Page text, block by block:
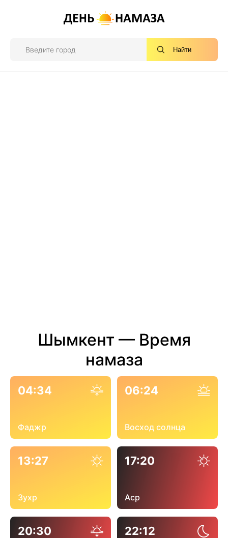
Найти
Шымкент — Время
намаза
04:34
Фаджр
06:24
Восход солнца
13:27
Зухр
17:20
Аср
20:30 22:12